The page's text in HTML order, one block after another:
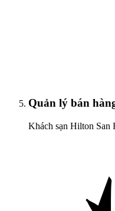
Quản lý bán
Khách sạn Hilton San